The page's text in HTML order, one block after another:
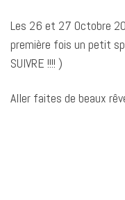
Les 26 et 27 Octobre
première fois un petit
SUIVRE !!!! )
Aller faites de beaux